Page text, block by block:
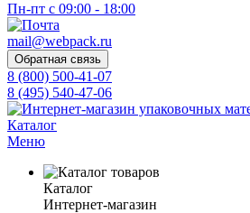
Пн-пт с 09:00 - 18:00
mail@webpack.ru
Обратная связь
8 (800) 500-41-07
8 (495) 540-47-06
Каталог
Меню
Каталог
Интернет-магазин